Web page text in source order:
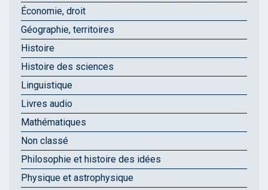
Économie, droit
Géographie, territoires
Histoire
Histoire des sciences
Linguistique
Livres audio
Mathématiques
Non classé
Philosophie et histoire des idées
Physique et astrophysique